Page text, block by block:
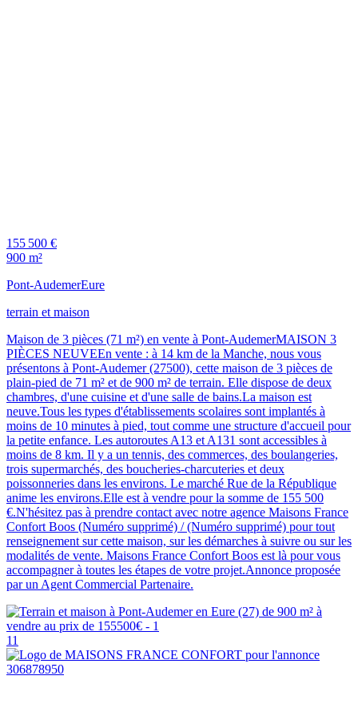
155 500 €
900 m²
Pont-AudemerEure
terrain et maison
Maison de 3 pièces (71 m²) en vente à Pont-AudemerMAISON 3
PIÈCES NEUVEEn vente : à 14 km de la Manche, nous vous
présentons à Pont-Audemer (27500), cette maison de 3 pièces de
plain-pied de 71 m² et de 900 m² de terrain. Elle dispose de deux
chambres, d'une cuisine et d'une salle de bains.La maison est
neuve.Tous les types d'établissements scolaires sont implantés à
moins de 10 minutes à pied, tout comme une structure d'accueil pour
la petite enfance. Les autoroutes A13 et A131 sont accessibles à
moins de 8 km. Il y a un tennis, des commerces, des boulangeries,
trois supermarchés, des boucheries-charcuteries et deux
poissonneries dans les environs. Le marché Rue de la République
anime les environs.Elle est à vendre pour la somme de 155 500
€.N'hésitez pas à prendre contact avec notre agence Maisons France
Confort Boos (Numéro supprimé) / (Numéro supprimé) pour tout
renseignement sur cette maison, sur les démarches à suivre ou sur les
modalités de vente. Maisons France Confort Boos est là pour vous
accompagner à toutes les étapes de votre projet.Annonce proposée
par un Agent Commercial Partenaire.
11